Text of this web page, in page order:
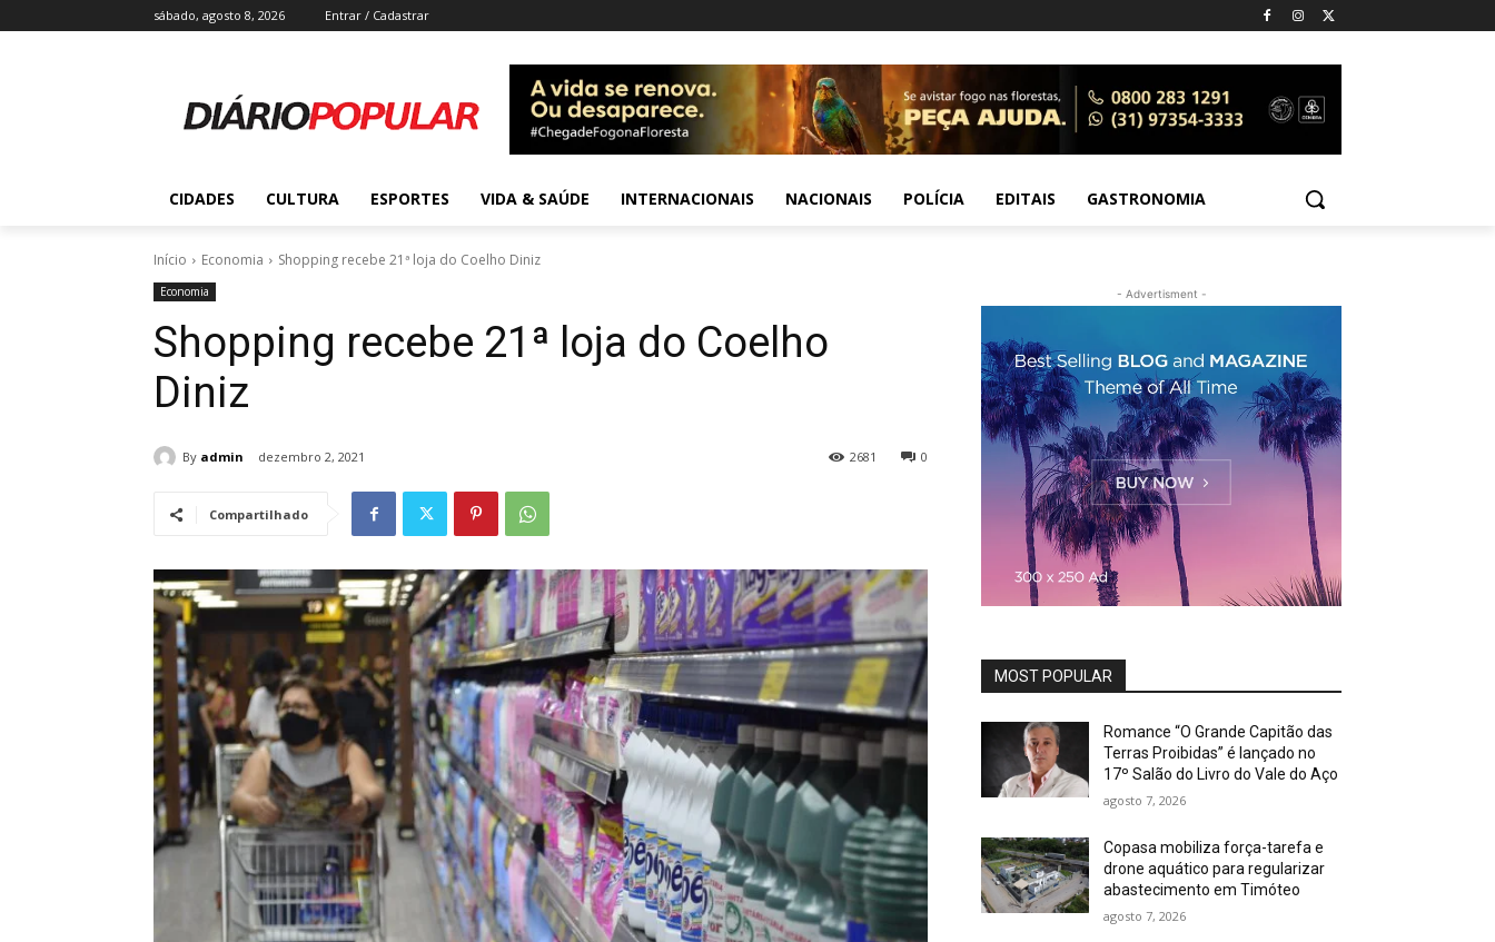
sábado, agosto 8, 2026 Entrar / Cadastrar
CIDADES CULTURA ESPORTES VIDA & SAÚDE INTERNACIONAIS NACIONAIS POLÍCIA EDITAIS GASTRONOMIA
Início Economia Shopping recebe 21ª loja do Coelho Diniz
Economia
Shopping recebe 21ª loja do Coelho
Diniz
By admin dezembro 2, 2021 0
2681
Compartilhado
- Advertisment -
MOST POPULAR
Romance “O Grande Capitão das
Terras Proibidas” é lançado no
17º Salão do Livro do Vale do Aço
agosto 7, 2026
Copasa mobiliza força-tarefa e
drone aquático para regularizar
abastecimento em Timóteo
agosto 7, 2026